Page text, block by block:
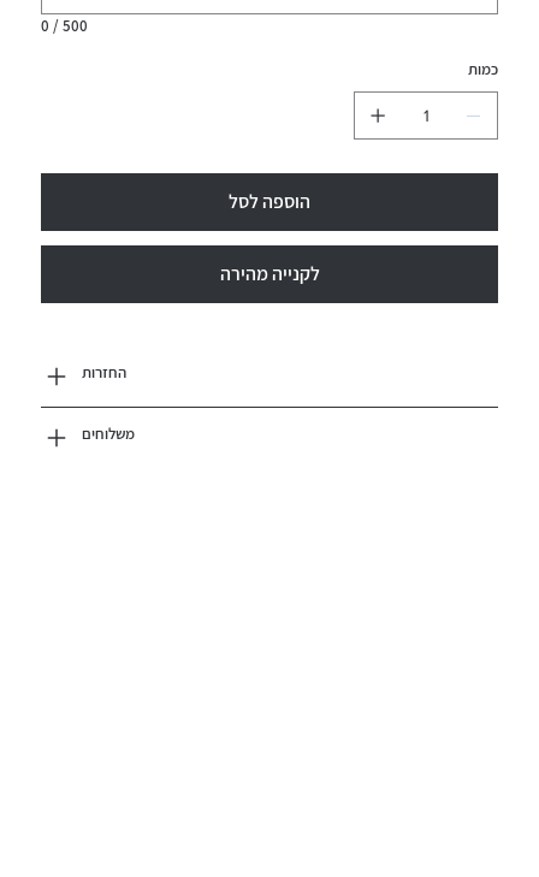
0 / 500
כמות
הוספה לסל
לקנייה מהירה
החזרות
משלוחים